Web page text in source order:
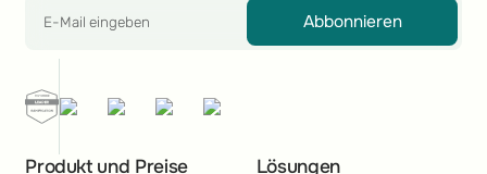
Die Echtzeit-Performance-Analysen sind für uns
sehr wichtig, da wir sie nutzen können, um
unsere Lehren daraus zu ziehen und unsere
Abbonnieren
Produkt und Preise Lösungen